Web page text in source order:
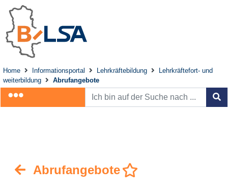
Home Informationsportal Lehrkräftebildung
Lehrkräftefort- und
weiterbildung
Abrufangebote
Abrufangebote